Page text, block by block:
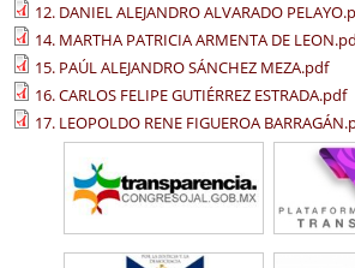
12. DANIEL ALEJANDRO ALVARADO
14. MARTHA PATRICIA ARMENTA DE
15. PAÚL ALEJANDRO SÁNCHEZ MEZA.pdf
16. CARLOS FELIPE GUTIÉRREZ ESTRADA.pdf
17. LEOPOLDO RENE FIGUEROA